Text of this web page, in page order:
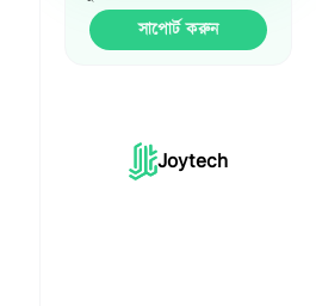
সাপোর্ট করুন
Joytech